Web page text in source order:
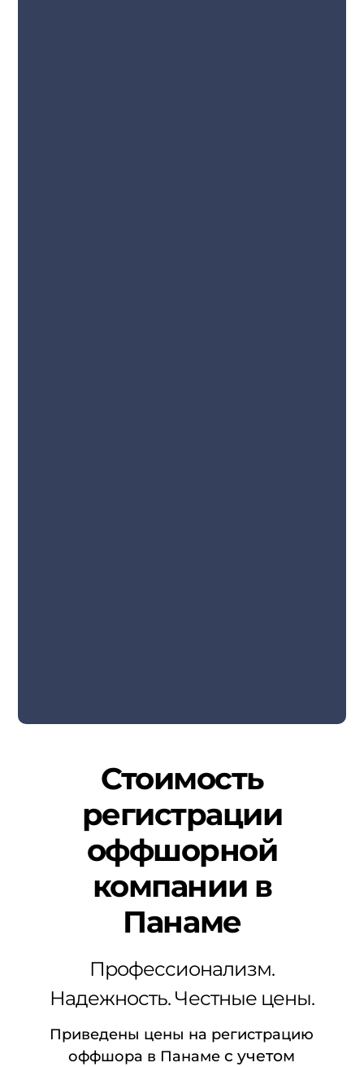
Стоимость
регистрации
оффшорной
компании в
Панаме
Профессионализм.
Надежность. Честные цены.
Приведены цены на регистрацию
оффшора в Панамес учетом